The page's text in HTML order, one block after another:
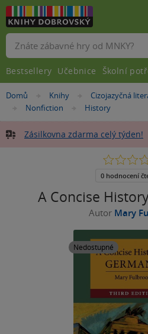
Nacházíte
Domů »Knihy »Cizojazyčná
»
Nonfiction »History
Zásilkovna zdarma celý týden!
A Concise
Autor Mary
Nedostupné
0.0
5
0 hodnocení
Vyhledávání
Bestsellery Učebnice Školní